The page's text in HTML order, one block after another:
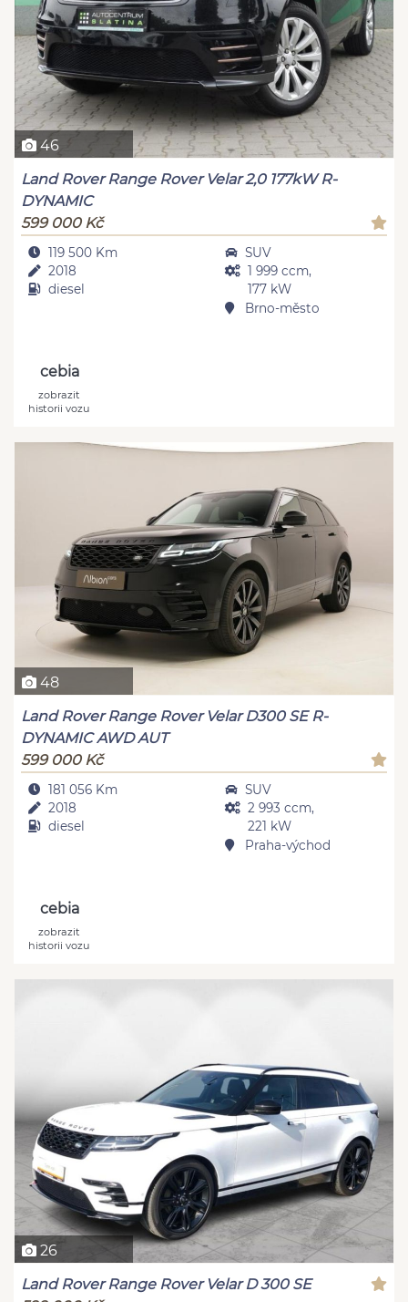
46
Land Rover Range Rover Velar 2,0 177kW R-
DYNAMIC
599 000 Kč
119 500 Km
2018
diesel
SUV
1 999 ccm,
177 kW
Brno-město
cebia
zobrazit
historii vozu
48
Land Rover Range Rover Velar D300 SE R-
DYNAMIC AWD AUT
599 000 Kč
181 056 Km
2018
diesel
SUV
2 993 ccm,
221 kW
Praha-východ
cebia
zobrazit
historii vozu
26
Land Rover Range Rover Velar D 300 SE